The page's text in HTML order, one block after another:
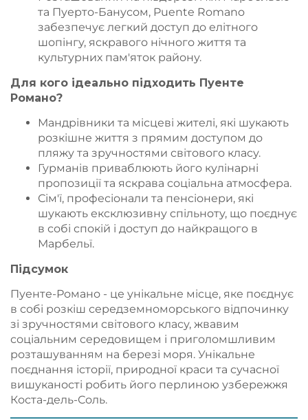
та Пуерто-Банусом, Puente Romano
забезпечує легкий доступ до елітного
шопінгу, яскравого нічного життя та
культурних пам'яток району.
Для кого ідеально підходить Пуенте
Романо?
Мандрівники та місцеві жителі, які шукають
розкішне життя з прямим доступом до
пляжу та зручностями світового класу.
Гурманів приваблюють його кулінарні
пропозиції та яскрава соціальна атмосфера.
Сім'ї, професіонали та пенсіонери, які
шукають ексклюзивну спільноту, що поєднує
в собі спокій і доступ до найкращого в
Марбельї.
Підсумок
Пуенте-Романо - це унікальне місце, яке поєднує
в собі розкіш середземноморського відпочинку
зі зручностями світового класу, жвавим
соціальним середовищем і приголомшливим
розташуванням на березі моря. Унікальне
поєднання історії, природної краси та сучасної
вишуканості робить його перлиною узбережжя
Коста-дель-Соль.